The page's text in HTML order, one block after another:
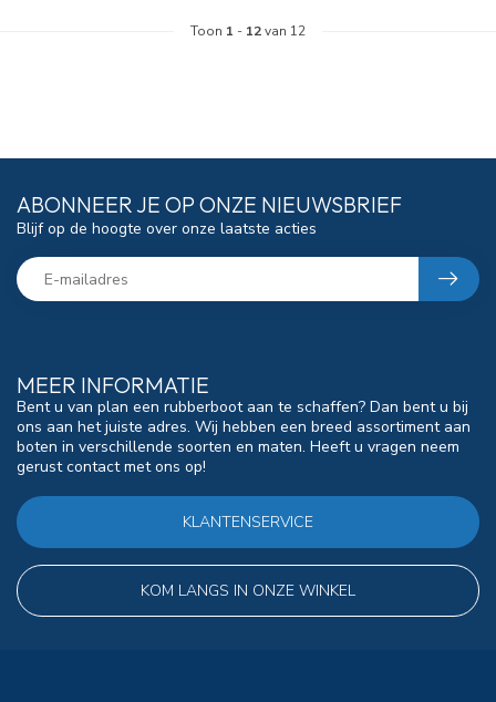
Toon 1 - 12van 12
MEER INFORMATIE
Bent u van plan een rubberboot aan te schaffen? Dan bent u bij
ons aan het juiste adres. Wij hebben een breed assortiment aan
boten in verschillende soorten en maten. Heeft u vragen neem
gerust contact met ons op!
KLANTENSERVICE
KOM LANGS IN ONZE WINKEL
ABONNEER JE OP ONZE NIEUWSBRIEF
Blijf op de hoogte over onze laatste acties